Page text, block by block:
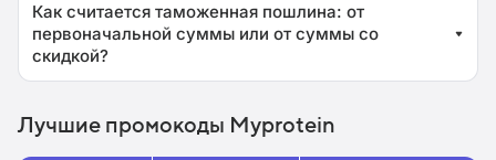
Как считается таможенная пошлина: от
первоначальной суммы или от суммы со
скидкой?
Лучшие промокоды Myprotein